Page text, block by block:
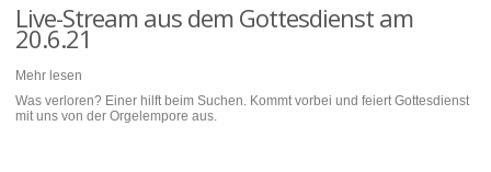
Live-Stream aus dem Gottesdienst am
20.6.21
Mehr lesen
Was verloren? Einer hilft beim Suchen. Kommt vorbei und feiert Gottesdienst
mit uns von der Orgelempore aus.